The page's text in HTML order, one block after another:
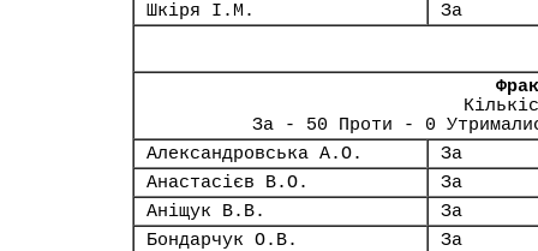
Шкіря І.М.
За
За - 50 Проти - 0
Александровська А.О.
За
Анастасієв В.О.
За
Аніщук В.В.
За
Бондарчук О.В.
За